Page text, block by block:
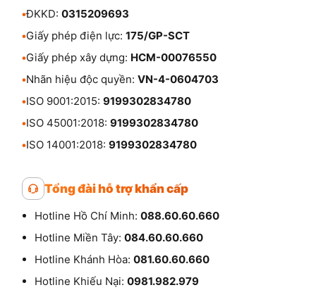
•ĐKKD: 0315209693
•Giấy phép điện lực: 175/GP-SCT
•Giấy phép xây dựng: HCM-00076550
•Nhãn hiệu độc quyền: VN-4-0604703
•ISO 9001:2015: 9199302834780
•ISO 45001:2018: 9199302834780
•ISO 14001:2018: 9199302834780
Tổng đài hỗ trợ khẩn cấp
Hotline Hồ Chí Minh: 088.60.60.660
Hotline Miền Tây: 084.60.60.660
Hotline Khánh Hòa: 081.60.60.660
Hotline Khiếu Nại: 0981.982.979